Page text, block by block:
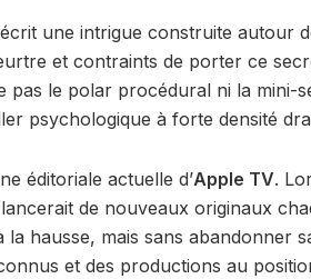
une intrigue construite autour
et contraints de porter ce
pas le polar procédural ni la mini-
psychologique à forte densité
éditoriale actuelle d’Apple TV.
de nouveaux originaux
hausse, mais sans abandonner
et des productions au